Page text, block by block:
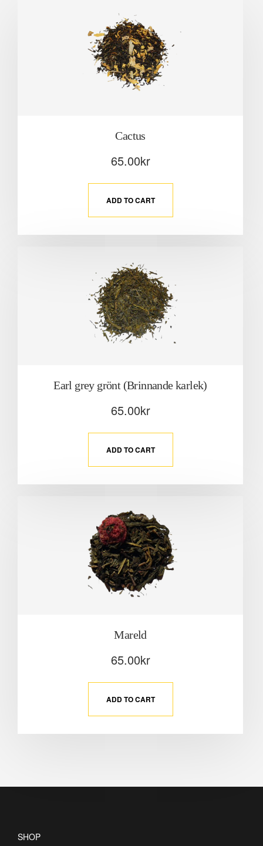
Cactus
65.00kr
ADD TO CART
Earl grey grönt (Brinnande karlek)
65.00kr
ADD TO CART
Mareld
65.00kr
ADD TO CART
SHOP